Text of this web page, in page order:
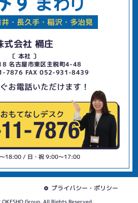
・長久手・稲沢・多治見
式会社 桶庄
〔 本社 〕
名古屋市東区主税町4-48
7876 FAX 052-931-8439
お電話いただけます！
18:00 / 日・祝 9:00〜17:00
プライバシー・ポリシー